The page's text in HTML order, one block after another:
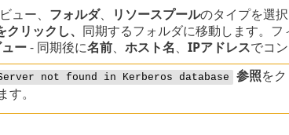
ュー、 フォルダ、 リソースプールのタイプを選択
クリックし、 同期するフォルダに移動します。フ
ー- 同期後に名前、 ホスト名、 IPアドレスでコ
not found in Kerberos database 参照を
。